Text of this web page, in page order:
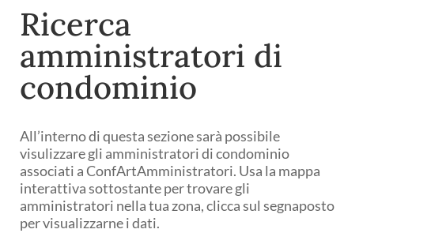
Ricerca
amministratori di
condominio
All’interno di questa sezione sarà possibile
visulizzare gli amministratori di condominio
associati a ConfArtAmministratori. Usa la mappa
interattivasottostante per trovare gli
amministratori nella tua zona, clicca sul segnaposto
per visualizzarne i dati.